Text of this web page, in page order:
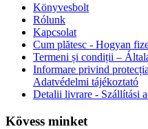
Könyvesbolt
Rólunk
Kapcsolat
Cum plătesc - Hogyan
Termeni și condiții –
Informare privind
Adatvédelmi tájékoztató
Detalii livrare - Szállítási
Kövess minket